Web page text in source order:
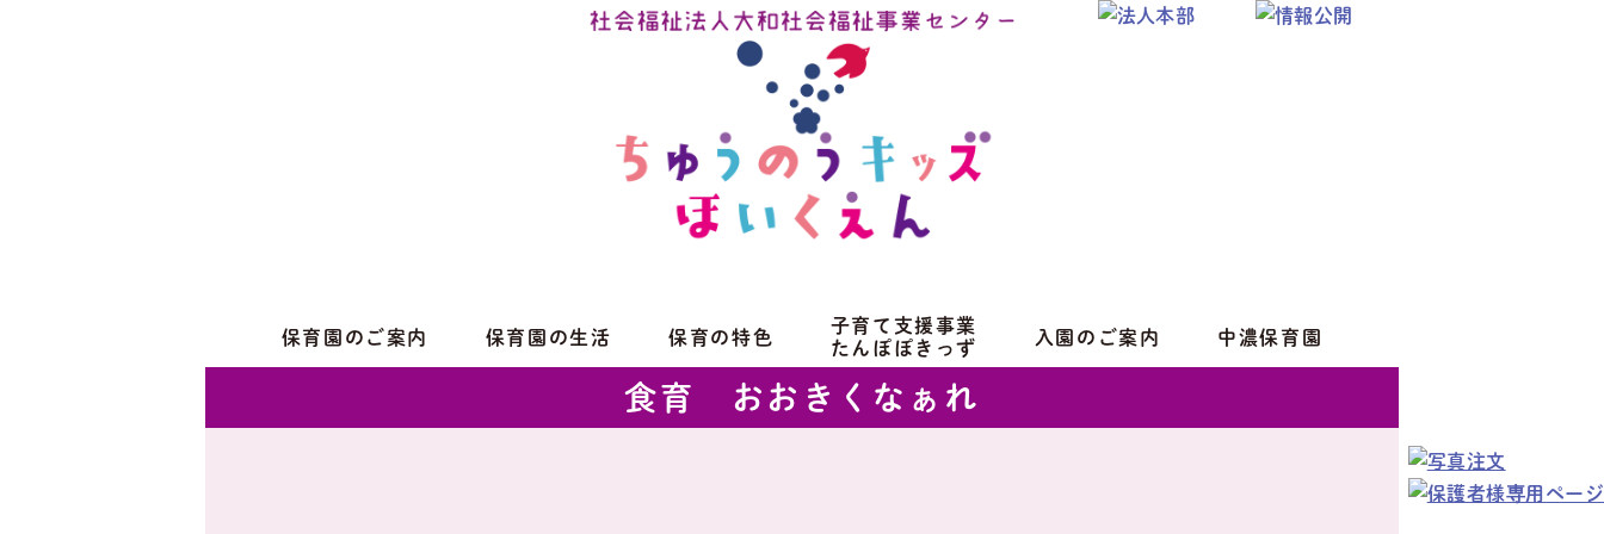
保育園のご案内 保育園の生活 保育の特色
子育て支援事業
たんぽぽきっず
入園のご案内 中濃保育園
食育 おおきくなぁれ